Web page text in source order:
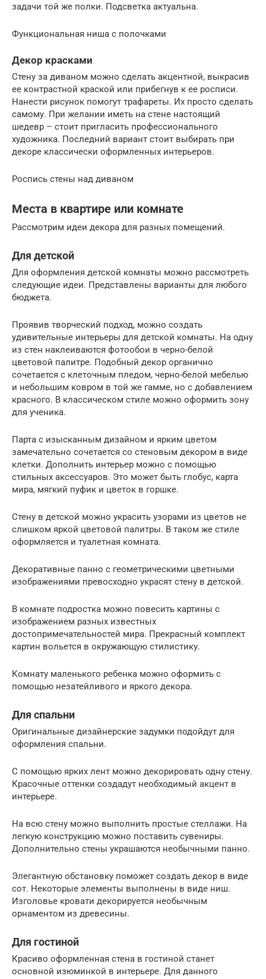
задачи той же полки. Подсветка актуальна.
Функциональная ниша с полочками
Декор красками
Стену за диваном можно сделать акцентной, выкрасив
ее контрастной краской или прибегнув к ее росписи.
Нанести рисунок помогут трафареты. Их просто сделать
самому. При желании иметь на стене настоящий
шедевр – стоит пригласить профессионального
художника. Последний вариант стоит выбирать при
декоре классически оформленных интерьеров.
Роспись стены над диваном
Места в квартире или комнате
Рассмотрим идеи декора для разных помещений.
Для детской
Для оформления детской комнаты можно рассмотреть
следующие идеи. Представлены варианты для любого
бюджета.
Проявив творческий подход, можно создать
удивительные интерьеры для детской комнаты. На одну
из стен наклеиваются фотообои в черно-белой
цветовой палитре. Подобный декор органично
сочетается с клеточным пледом, черно-белой мебелью
и небольшим ковром в той же гамме, но с добавлением
красного. В классическом стиле можно оформить зону
для ученика.
Парта с изысканным дизайном и ярким цветом
замечательно сочетается со стеновым декором в виде
клетки. Дополнить интерьер можно с помощью
стильных аксессуаров. Это может быть глобус, карта
мира, мягкий пуфик и цветок в горшке.
Стену в детской можно украсить узорами из цветов не
слишком яркой цветовой палитры. В таком же стиле
оформляется и туалетная комната.
Декоративные панно с геометрическими цветными
изображениями превосходно украсят стену в детской.
В комнате подростка можно повесить картины с
изображением разных известных
достопримечательностей мира. Прекрасный комплект
картин вольется в окружающую стилистику.
Комнату маленького ребенка можно оформить с
помощью незатейливого и яркого декора.
Для спальни
Оригинальные дизайнерские задумки подойдут для
оформления спальни.
С помощью ярких лент можно декорировать одну стену.
Красочные оттенки создадут необходимый акцент в
интерьере.
На всю стену можно выполнить простые стеллажи. На
легкую конструкцию можно поставить сувениры.
Дополнительно стены украшаются необычными панно.
Элегантную обстановку поможет создать декор в виде
сот. Некоторые элементы выполнены в виде ниш.
Изголовье кровати декорируется необычным
орнаментом из древесины.
Для гостиной
Красиво оформленная стена в гостиной станет
основной изюминкой в интерьере. Для данного